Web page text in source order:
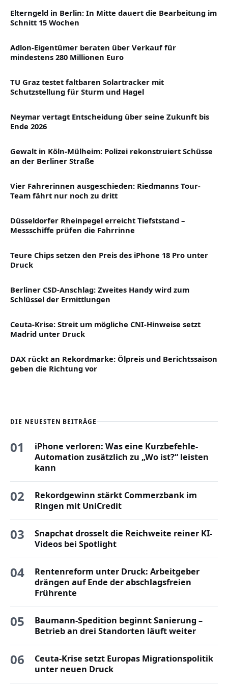
Elterngeld in Berlin: In Mitte dauert die Bearbeitung im
Schnitt 15 Wochen
Adlon-Eigentümer beraten über Verkauf für
mindestens 280 Millionen Euro
TU Graz testet faltbaren Solartracker mit
Schutzstellung für Sturm und Hagel
Neymar vertagt Entscheidung über seine Zukunft bis
Ende 2026
Gewalt in Köln-Mülheim: Polizei rekonstruiert Schüsse
an der Berliner Straße
Vier Fahrerinnen ausgeschieden: Riedmanns Tour-
Team fährt nur noch zu dritt
Düsseldorfer Rheinpegel erreicht Tiefststand –
Messschiffe prüfen die Fahrrinne
Teure Chips setzen den Preis des iPhone 18 Pro unter
Druck
Berliner CSD-Anschlag: Zweites Handy wird zum
Schlüssel der Ermittlungen
Ceuta-Krise: Streit um mögliche CNI-Hinweise setzt
Madrid unter Druck
DAX rückt an Rekordmarke: Ölpreis und Berichtssaison
geben die Richtung vor
DIE NEUESTEN BEITRÄGE
01
iPhone verloren: Was eine Kurzbefehle-
Automation zusätzlich zu „Wo ist?“ leisten
kann
02
Rekordgewinn stärkt Commerzbank im
Ringen mit UniCredit
03
Snapchat drosselt die Reichweite reiner KI-
Videos bei Spotlight
04
Rentenreform unter Druck: Arbeitgeber
drängen auf Ende der abschlagsfreien
Frührente
05
Baumann-Spedition beginnt Sanierung –
Betrieb an drei Standorten läuft weiter
06
Ceuta-Krise setzt Europas Migrationspolitik
unter neuen Druck